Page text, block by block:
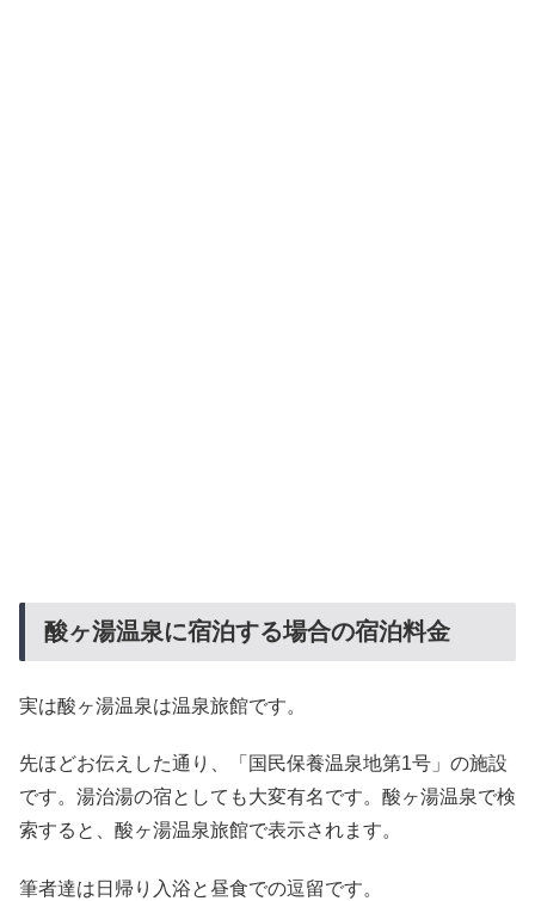
酸ヶ湯温泉に宿泊する場合の宿泊料金
実は酸ヶ湯温泉は温泉旅館です。
先ほどお伝えした通り、「国民保養温泉地第1号」の施設
です。湯治湯の宿としても大変有名です。酸ヶ湯温泉で検
索すると、酸ヶ湯温泉旅館で表示されます。
筆者達は日帰り入浴と昼食での逗留です。